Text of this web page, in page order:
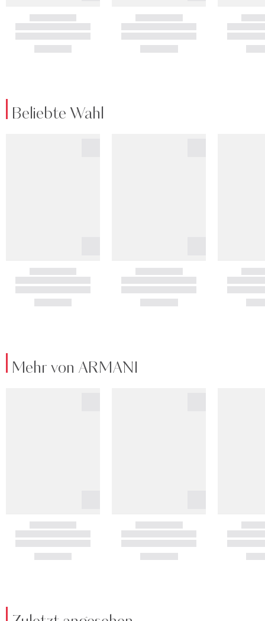
Beliebte Wahl
Mehr von ARMANI